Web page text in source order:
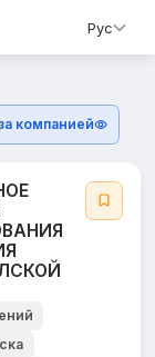
Рус
компанией